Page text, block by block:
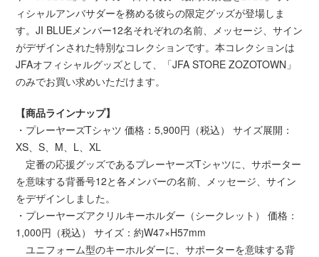
ィシャルアンバサダーを務める彼らの限定グッズが登場しま
す。JI BLUEメンバー12名それぞれの名前、メッセージ、サイン
がデザインされた特別なコレクションです。本コレクションは
JFAオフィシャルグッズとして、「JFA STORE ZOZOTOWN」
のみでお買い求めいただけます。
【商品ラインナップ】
・プレーヤーズTシャツ 価格：5,900円（税込） サイズ展開：
XS、S、M、L、XL
定番の応援グッズであるプレーヤーズTシャツに、サポーター
を意味する背番号12と各メンバーの名前、メッセージ、サイン
をデザインしました。
・プレーヤーズアクリルキーホルダー（シークレット） 価格：
1,000円（税込） サイズ：約W47×H57mm
ユニフォーム型のキーホルダーに、サポーターを意味する背